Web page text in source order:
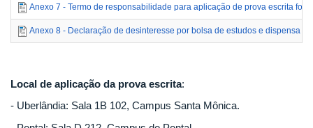
Anexo 7 - Termo de responsabilidade para aplicação de prova escrita
Anexo 8 - Declaração de desinteresse por bolsa de estudos e dispensa
Local de aplicação da prova escrita:
- Uberlândia: Sala 1B 102, Campus Santa Mônica.